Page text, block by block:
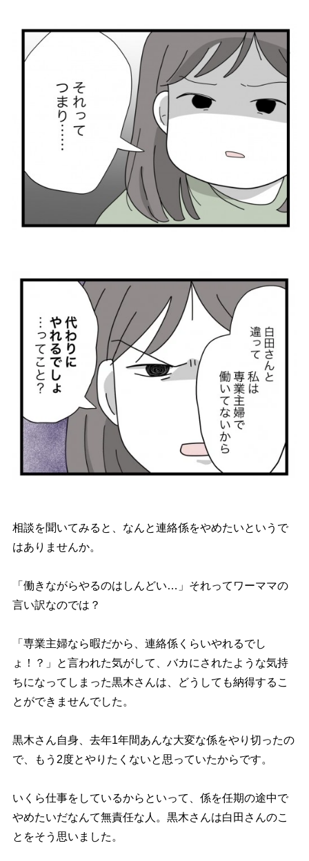
相談を聞いてみると、なんと連絡係をやめたいというで
はありませんか。
「働きながらやるのはしんどい…」それってワーママの
言い訳なのでは？
「専業主婦なら暇だから、連絡係くらいやれるでし
ょ！？」と言われた気がして、バカにされたような気持
ちになってしまった黒木さんは、どうしても納得するこ
とができませんでした。
黒木さん自身、去年1年間あんな大変な係をやり切ったの
で、もう2度とやりたくないと思っていたからです。
いくら仕事をしているからといって、係を任期の途中で
めたいだなんて無責任な人。黒木さんは白田さんのこ
とをそう思いました。